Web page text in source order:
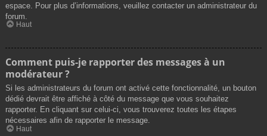
espace. Pour plus d’informations, veuillez contacter un administrateur du
forum.
Haut
Comment puis-je rapporter des messages à un
modérateur ?
Si les administrateurs du forum ont activé cette fonctionnalité, un bouton
dédié devrait être affiché à côté du message que vous souhaitez
rapporter. En cliquant sur celui-ci, vous trouverez toutes les étapes
nécessaires afin de rapporter le message.
Haut